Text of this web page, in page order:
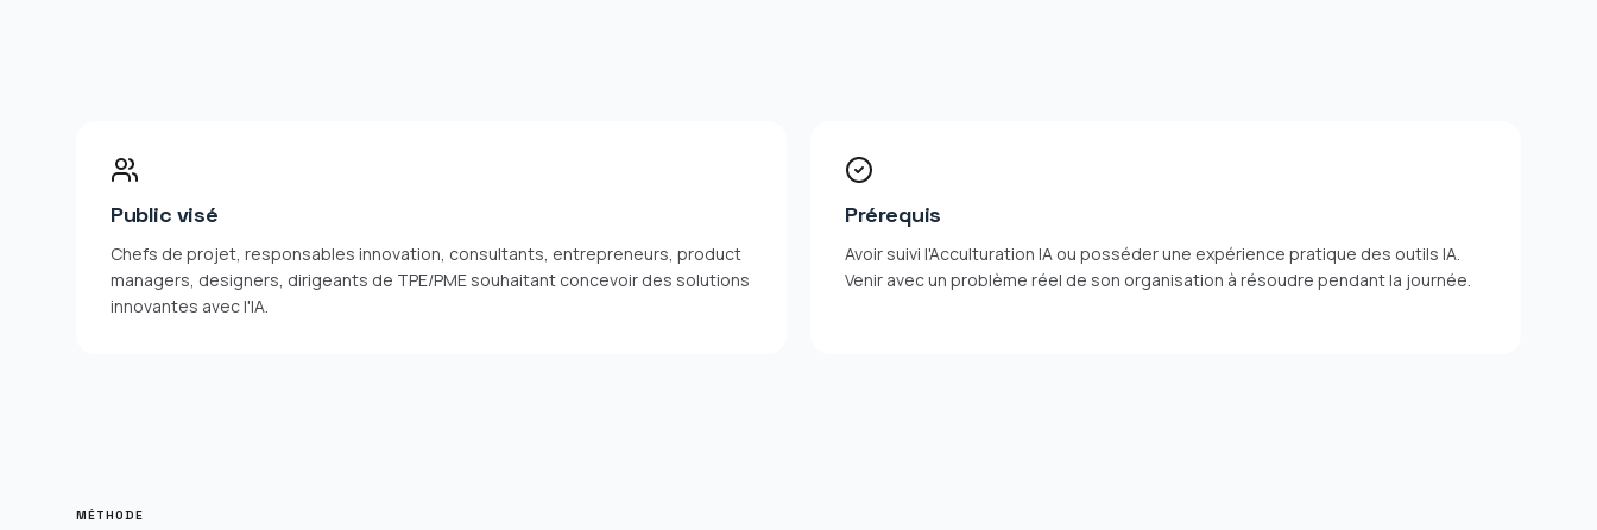
Public visé
Chefs de projet, responsables innovation, consultants, entrepreneurs, product
managers, designers, dirigeants de TPE/PME souhaitant concevoir des solutions
innovantes avec l'IA.
Prérequis
Avoir suivi l'Acculturation IA ou posséder une expérience pratique des outils IA.
Venir avec un problème réel de son organisation à résoudre pendant la journée.
MÉTHODE